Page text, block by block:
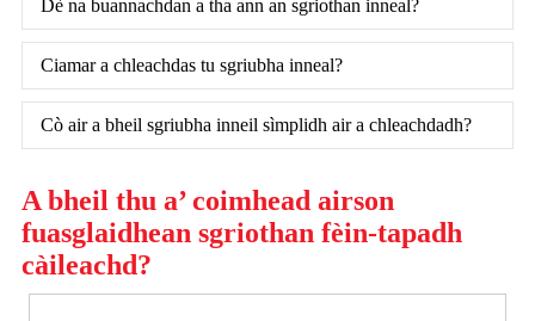
Dè na buannachdan a tha ann an sgriothan inneal?
Ciamar a chleachdas tu sgriubha inneal?
Cò air a bheil sgriubha inneil sìmplidh air a chleachdadh?
A bheil thu a’ coimhead airson
fuasglaidhean sgriothan fèin-tapadh
càileachd?